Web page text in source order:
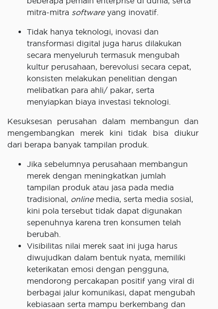
mitra-mitra softwareyang inovatif.
Tidak hanya teknologi, inovasi dan
transformasi digital juga harus dilakukan
secara menyeluruh termasuk mengubah
kultur perusahaan, berevolusi secara cepat,
konsisten melakukan penelitian dengan
melibatkan para ahli/ pakar, serta
menyiapkan biaya investasi teknologi.
Kesuksesan perusahan dalam membangun dan
mengembangkan merek kini tidak bisa diukur
dari berapa banyak tampilan produk.
Jika sebelumnya perusahaan membangun
merek dengan meningkatkan jumlah
tampilan produk atau jasa pada media
tradisional, onlinemedia, serta media sosial,
kini pola tersebut tidak dapat digunakan
sepenuhnya karena tren konsumen telah
berubah.
Visibilitas nilai merek saat ini juga harus
diwujudkan dalam bentuk nyata, memiliki
keterikatan emosi dengan pengguna,
mendorong percakapan positif yang viral di
berbagai jalur komunikasi, dapat mengubah
kebiasaan serta mampu berkembang dan